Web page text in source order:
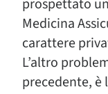
prospettato
Medicina
carattere
L’altro
precedente, è